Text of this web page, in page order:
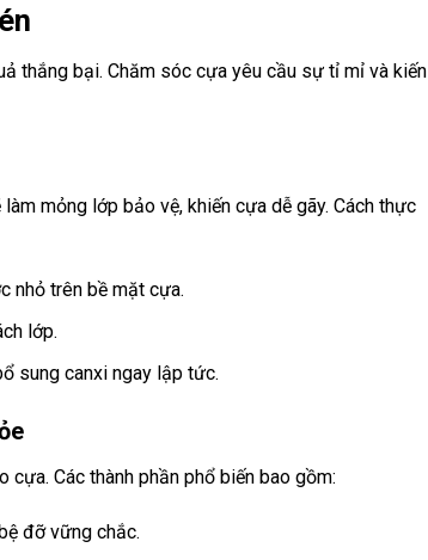
thắng bại. Chăm sóc cựa yêu cầu sự tỉ mỉ và kiến
mỏng lớp bảo vệ, khiến cựa dễ gãy. Cách thực
nhỏ trên bề mặt cựa.
lớp.
sung canxi ngay lập tức.
Các thành phần phổ biến bao gồm:
đỡ vững chắc.